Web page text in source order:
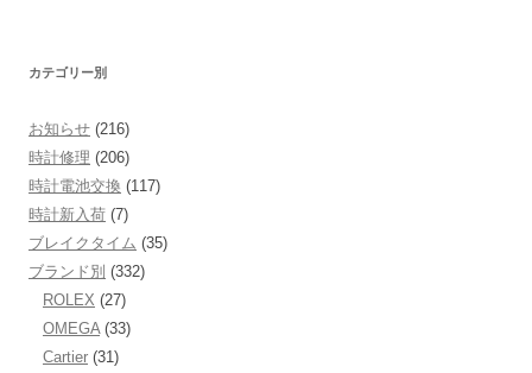
カテゴリー別
お知らせ (216)
時計修理 (206)
時計電池交換 (117)
時計新入荷 (7)
ブレイクタイム (35)
ブランド別 (332)
ROLEX (27)
OMEGA (33)
Cartier (31)